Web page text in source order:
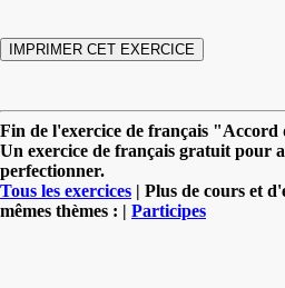
Fin de l'exercice de français "Accord
Un exercice de français gratuit pour
perfectionner.
Tous les exercices | Plus de cours et
mêmes thèmes : | Participes